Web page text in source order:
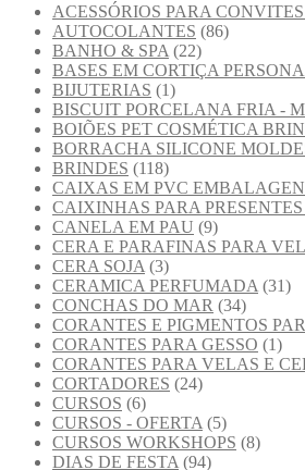
ACESSÓRIOS PARA
AUTOCOLANTES (86)
BANHO & SPA (22)
BASES EM CORTIÇA
BIJUTERIAS (1)
BISCUIT PORCELANA FRIA -
BOIÕES PET COSMÉTICA
BORRACHA SILICONE
BRINDES (118)
CAIXAS EM PVC
CAIXINHAS PARA
CANELA EM PAU (9)
CERA E PARAFINAS PARA
CERA SOJA (3)
CERAMICA PERFUMADA (31)
CONCHAS DO MAR (34)
CORANTES E PIGMENTOS
CORANTES PARA GESSO (1)
CORANTES PARA VELAS E
CORTADORES (24)
CURSOS (6)
CURSOS - OFERTA (5)
CURSOS WORKSHOPS (8)
DIAS DE FESTA (94)